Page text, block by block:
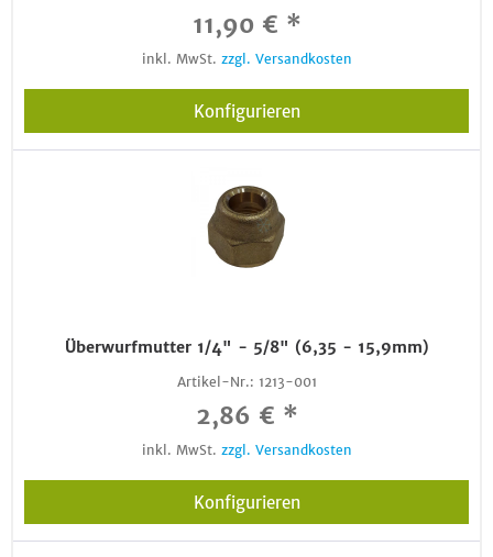
11,90 € *
inkl. MwSt. zzgl. Versandkosten
Konfigurieren
Überwurfmutter 1/4" - 5/8" (6,35 - 15,9mm)
Artikel-Nr.: 1213-001
2,86 € *
inkl. MwSt. zzgl. Versandkosten
Konfigurieren